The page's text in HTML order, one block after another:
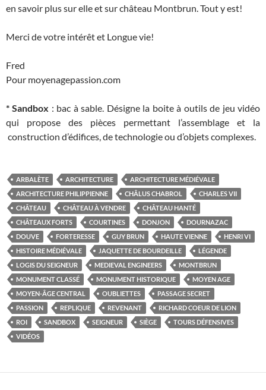
en savoir plus sur elle et sur château Montbrun. Tout y est!
Merci de votre intérêt et Longue vie!
Fred
Pour moyenagepassion.com
* Sandbox : bac à sable. Désigne la boite à outils de jeu vidéo
qui propose des pièces permettant l’assemblage et la
construction d’édifices, de technologie ou d’objets complexes.
ARBALÈTE ARCHITECTURE
ARCHITECTURE MÉDIÉVALE
ARCHITECTURE PHILIPPIENNE
CHÂLUS CHABROL
CHARLES VII
CHÂTEAU
CHÂTEAU À VENDRE
CHÂTEAU HANTÉ
CHÂTEAUX FORTS
COURTINES DONJON
DOURNAZAC
DOUVE
FORTERESSE GUY BRUN HAUTE VIENNE
HENRI VI
HISTOIRE MÉDIÉVALE
JAQUETTE DE BOURDEILLE
LÉGENDE
LOGIS DU SEIGNEUR
MEDIEVAL ENGINEERS
MONTBRUN
MONUMENT CLASSÉ
MONUMENT HISTORIQUE
MOYEN AGE
MOYEN-ÂGE CENTRAL
OUBLIETTES
PASSAGE SECRET
PASSION
REPLIQUE REVENANT
RICHARD COEUR DE LION
ROI
SANDBOX SEIGNEUR SIÈGE
TOURS DÉFENSIVES
VIDÉOS